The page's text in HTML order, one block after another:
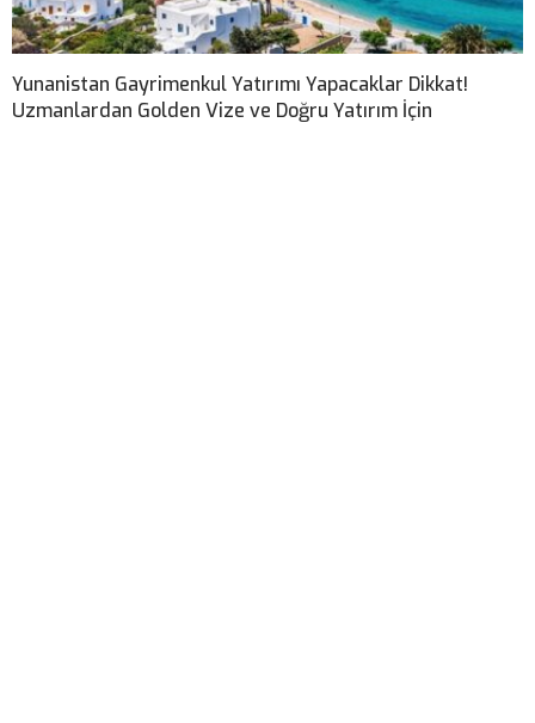
Yunanistan Gayrimenkul Yatırımı Yapacaklar Dikkat!
Uzmanlardan Golden Vize ve Doğru Yatırım İçin